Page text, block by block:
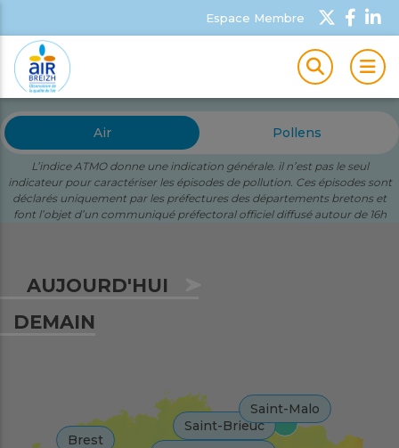
Espace Membre
Air Pollens
L’indice ATMO donne une indication générale. il n’est pas le seul
indicateur pour caractériser les épisodes de pollution. Ces épisodes sont
déclarés uniquement par les préfectures des départements bretons et
font l’objet d’un communiqué préfectoral officiel diffusé autour de 16h
Brest
Saint-Brieuc
Saint-Malo
AUJOURD'HUI
DEMAIN